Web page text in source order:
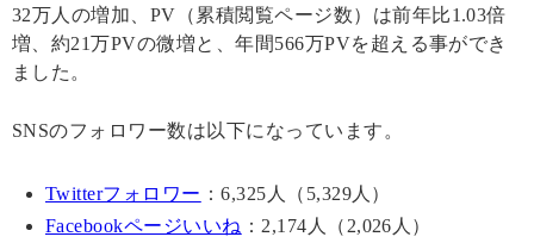
32万人の増加、PV（累積閲覧ページ数）は前年比1.03倍
増、約21万PVの微増と、年間566万PVを超える事ができ
ました。
SNSのフォロワー数は以下になっています。
Twitterフォロワー ：6,325人（5,329人）
Facebookページいいね ：2,174人（2,026人）